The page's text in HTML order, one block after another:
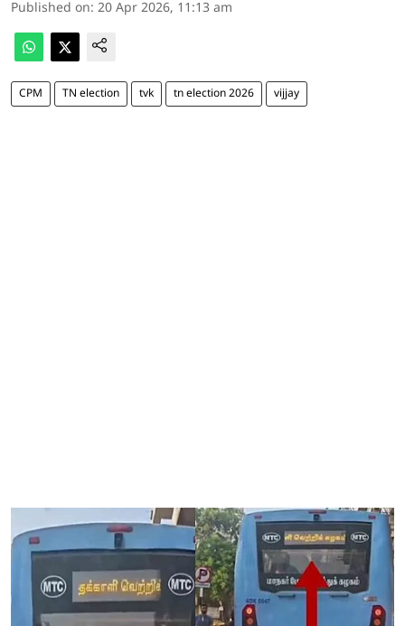
Published on: 20 Apr 2026, 11:13 am
CPM TN election tvk tn election 2026 vijjay